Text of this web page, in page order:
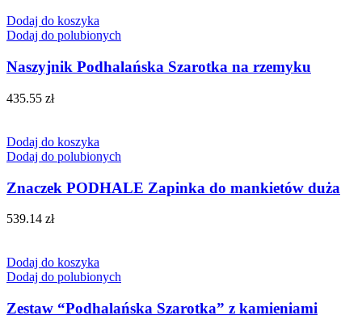
Dodaj do koszyka
Dodaj do polubionych
Naszyjnik Podhalańska Szarotka na rzemyku
435.55 zł
Dodaj do koszyka
Dodaj do polubionych
Znaczek PODHALE Zapinka do mankietów duża
539.14 zł
Dodaj do koszyka
Dodaj do polubionych
Zestaw “Podhalańska Szarotka” z kamieniami